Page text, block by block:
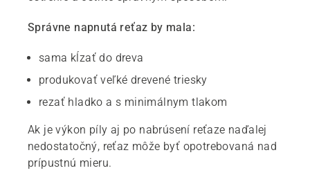
Správne napnutá reťaz by mala:
sama kĺzať do dreva
produkovať veľké drevené triesky
rezať hladko a s minimálnym tlakom
Ak je výkon píly aj po nabrúsení reťaze naďalej
nedostatočný, reťaz môže byť opotrebovaná nad
prípustnú mieru.